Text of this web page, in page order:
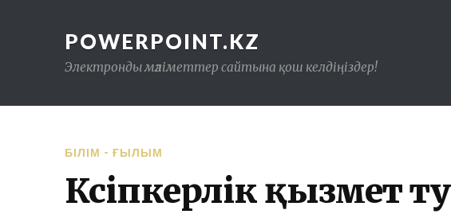
POWERPOINT.KZ
Электронды мәліметтер сайтына қош келдіңіздер!
БІЛІМ - ҒЫЛЫМ
Кәсіпкерлік қызмет